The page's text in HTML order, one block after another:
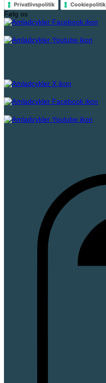
Privatlivspolitik Cookiepolitik
Følg os